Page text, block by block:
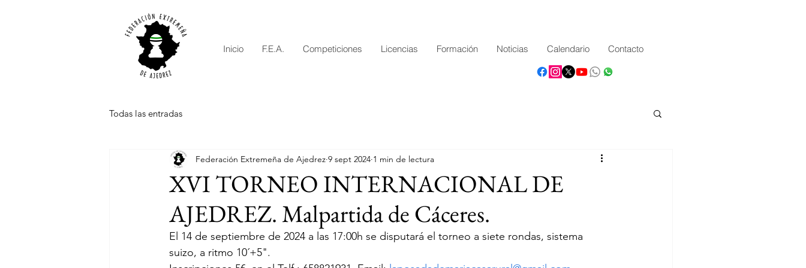
Inicio F.E.A. Competiciones Licencias Formación Noticias Calendario Contacto
Todas las entradas
XVI TORNEO INTERNACIONAL DE
AJEDREZ. Malpartida de Cáceres.
Federación Extremeña de Ajedrez 9 sept 2024 1 min de lectura
El 14 de septiembre de 2024 a las 17:00h se disputará el torneo a siete rondas, sistema
suizo, a ritmo 10´+5".